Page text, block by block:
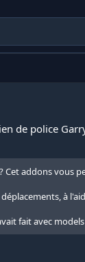
de police
Cet addons
à
fait avec